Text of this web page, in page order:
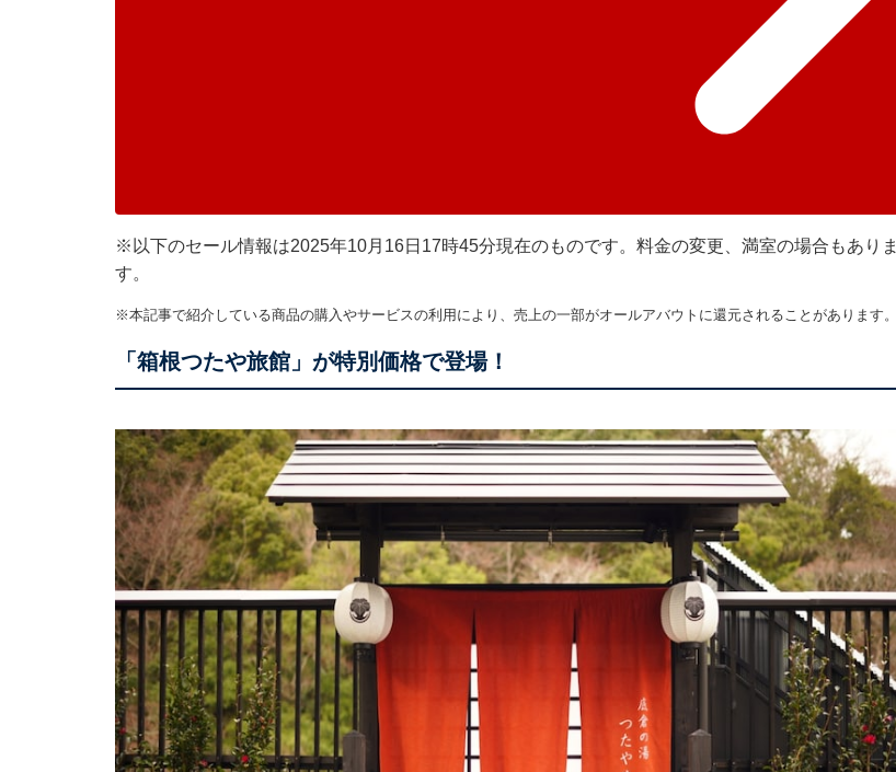
※以下のセール情報は2025年10月16日17時45分現在のものです。料金の変更、満室の場合もありま
す。
※本記事で紹介している商品の購入やサービスの利用により、売上の一部がオールアバウトに還元されることがあります。
「箱根つたや旅館」が特別価格で登場！